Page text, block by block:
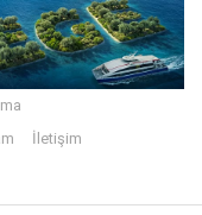
İletişim